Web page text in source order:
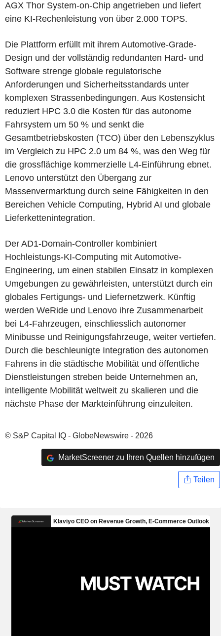
AGX Thor System-on-Chip angetrieben und liefert
eine KI-Rechenleistung von über 2.000 TOPS.
Die Plattform erfüllt mit ihrem Automotive-Grade-
Design und der vollständig redundanten Hard- und
Software strenge globale regulatorische
Anforderungen und Sicherheitsstandards unter
komplexen Strassenbedingungen. Aus Kostensicht
reduziert HPC 3.0 die Kosten für das autonome
Fahrsystem um 50 % und senkt die
Gesamtbetriebskosten (TCO) über den Lebenszyklus
im Vergleich zu HPC 2.0 um 84 %, was den Weg für
die grossflächige kommerzielle L4-Einführung ebnet.
Lenovo unterstützt den Übergang zur
Massenvermarktung durch seine Fähigkeiten in den
Bereichen Vehicle Computing, Hybrid AI und globale
Lieferkettenintegration.
Der AD1-Domain-Controller kombiniert
Hochleistungs-KI-Computing mit Automotive-
Engineering, um einen stabilen Einsatz in komplexen
Umgebungen zu gewährleisten, unterstützt durch ein
globales Fertigungs- und Liefernetzwerk. Künftig
werden WeRide und Lenovo ihre Zusammenarbeit
bei L4-Fahrzeugen, einschliesslich autonomer
Minibusse und Reinigungsfahrzeuge, weiter vertiefen.
Durch die beschleunigte Integration des autonomen
Fahrens in die städtische Mobilität und öffentliche
Dienstleistungen streben beide Unternehmen an,
intelligente Mobilität weltweit zu skalieren und die
nächste Phase der Markteinführung einzuleiten.
© S&P Capital IQ - GlobeNewswire - 2026
MarketScreener zu Ihren Quellen hinzufügen
Teilen